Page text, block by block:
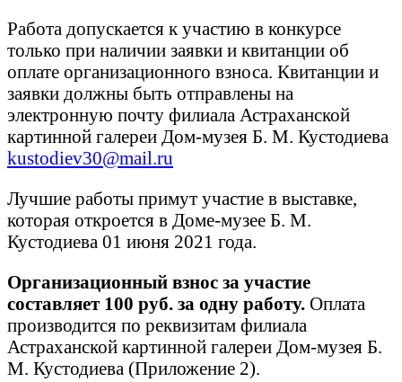
Работа допускается к участию в конкурсе
только при наличии заявки и квитанции об
оплате организационного взноса. Квитанции и
заявки должны быть отправлены на
электронную почту филиала Астраханской
картинной галереи Дом-музея Б. М. Кустодиева
kustodiev30@mail.ru
Лучшие работы примут участие в выставке,
которая откроется в Доме-музее Б. М.
Кустодиева 01 июня 2021 года.
Организационный взнос за участие
составляет 100 руб. за одну работу. Оплата
производится по реквизитам филиала
Астраханской картинной галереи Дом-музея Б.
М. Кустодиева (Приложение 2).